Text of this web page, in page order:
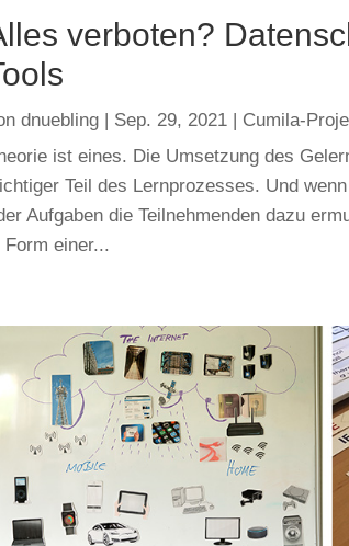
verboten?
dnuebling Sep. 29, 2021 Cumila-
ist eines. Die Umsetzung des
Teil des Lernprozesses. Und
Aufgaben die Teilnehmenden dazu
Form einer...